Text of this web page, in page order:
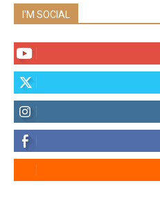
I'M SOCIAL